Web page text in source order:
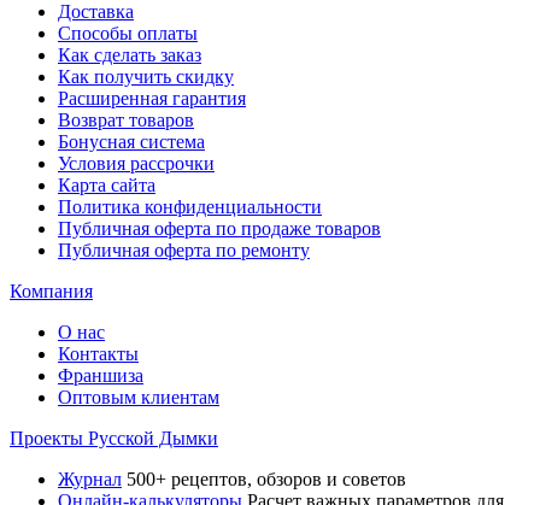
Доставка
Способы оплаты
Как сделать заказ
Как получить скидку
Расширенная гарантия
Возврат товаров
Бонусная система
Условия рассрочки
Карта сайта
Политика конфиденциальности
Публичная оферта по продаже товаров
Публичная оферта по ремонту
Компания
О нас
Контакты
Франшиза
Оптовым клиентам
Проекты Русской Дымки
Журнал 500+ рецептов, обзоров и советов